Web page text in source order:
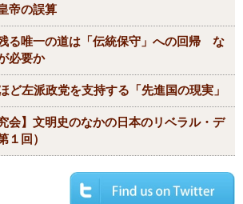
帝の誤算
る唯一の道は「伝統保守」への回帰 な
必要か
ど左派政党を支持する「先進国の現実」
会】文明史のなかの日本のリベラル・デ
１回）